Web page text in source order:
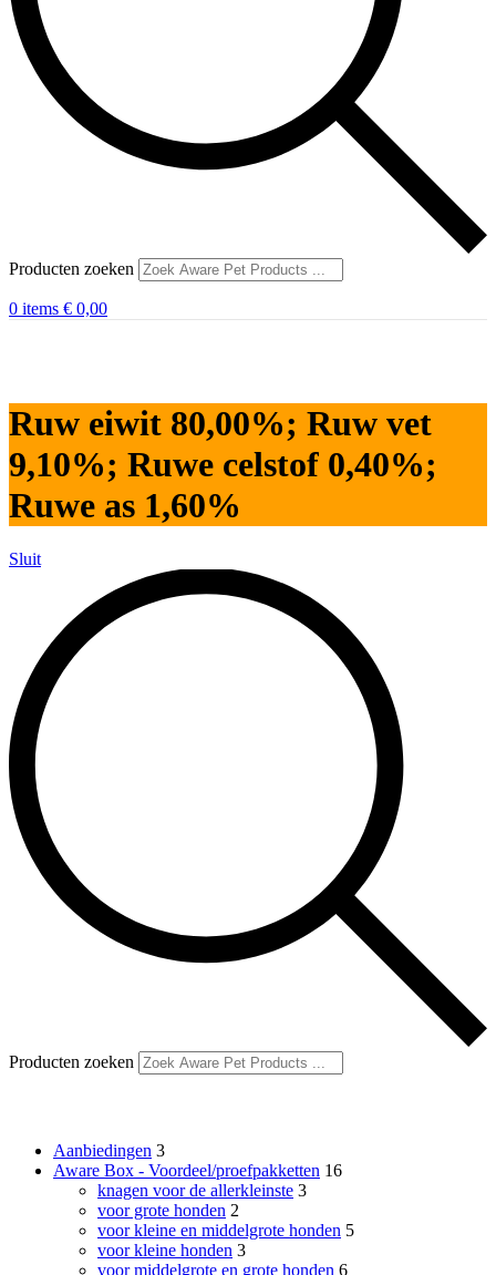
Producten zoeken
0 items € 0,00
Ruw eiwit 80,00%; Ruw vet
9,10%; Ruwe celstof 0,40%;
Ruwe as 1,60%
Sluit
Producten zoeken
Aanbiedingen 3
Aware Box - Voordeel/proefpakketten 16
knagen voor de allerkleinste 3
voor grote honden 2
voor kleine en middelgrote honden 5
voor kleine honden 3
voor middelgrote en grote honden 6